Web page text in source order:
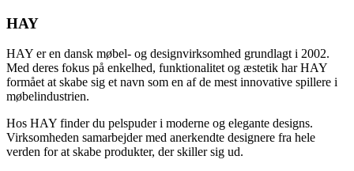
HAY
HAY er en dansk møbel- og designvirksomhed grundlagt i 2002.
Med deres fokus på enkelhed, funktionalitet og æstetik har HAY
formået at skabe sig et navn som en af de mest innovative spillere i
møbelindustrien.
Hos HAY finder du pelspuder i moderne og elegante designs.
Virksomheden samarbejder med anerkendte designere fra hele
verden for at skabe produkter, der skiller sig ud.